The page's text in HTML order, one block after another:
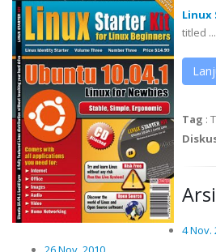
Linux
titled ...
Tag :
4 Nov.